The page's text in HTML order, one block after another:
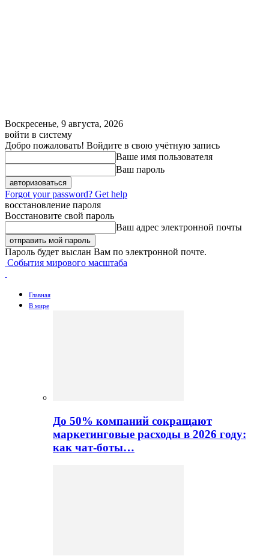
Воскресенье, 9 августа, 2026
войти в систему
Добро пожаловать! Войдите в свою учётную запись
Ваше имя пользователя
Ваш пароль
Forgot your password? Get help
восстановление пароля
Восстановите свой пароль
Ваш адрес электронной почты
Пароль будет выслан Вам по электронной почте.
События мирового масштаба
Главная
В мире
До 50% компаний сокращают
маркетинговые расходы в 2026 году:
как чат-боты…